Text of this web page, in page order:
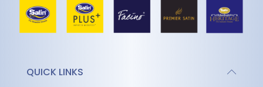
QUICK LINKS